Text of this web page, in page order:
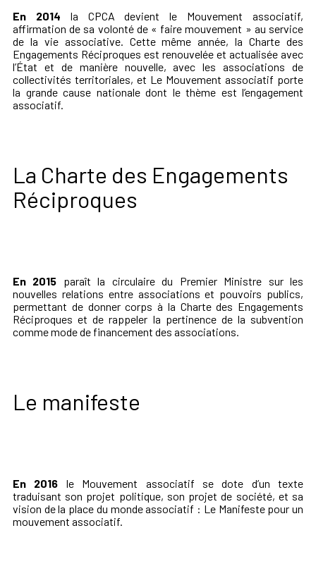
En 2014 la CPCA devient le Mouvement associatif,
affirmation de sa volonté de « faire mouvement » au service
de la vie associative. Cette même année, la Charte des
Engagements Réciproques est renouvelée et actualisée avec
l’État et de manière nouvelle, avec les associations de
collectivités territoriales, et Le Mouvement associatif porte
la grande cause nationale dont le thème est l’engagement
associatif.
La Charte des Engagements
Réciproques
En 2015 paraît la circulaire du Premier Ministre sur les
nouvelles relations entre associations et pouvoirs publics,
permettant de donner corps à la Charte des Engagements
Réciproques et de rappeler la pertinence de la subvention
comme mode de financement des associations.
Le manifeste
En 2016 le Mouvement associatif se dote d’un texte
traduisant son projet politique, son projet de société, et sa
vision de la place du monde associatif : Le Manifeste pour un
mouvement associatif.